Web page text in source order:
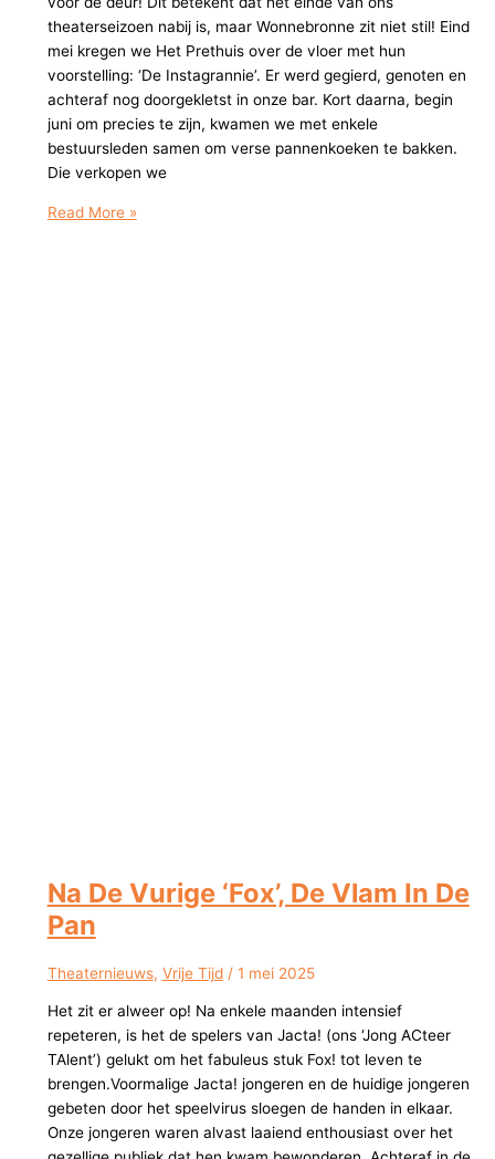
theaterseizoen nabij is, maar Wonnebronne zit niet stil! Eind
mei kregen we Het Prethuis over de vloer met hun
voorstelling: ‘De Instagrannie’. Er werd gegierd, genoten en
achteraf nog doorgekletst in onze bar. Kort daarna, begin
juni om precies te zijn, kwamen we met enkele
bestuursleden samen om verse pannenkoeken te bakken.
Die verkopen we
Pannenkoeken
Read More »
Na De Vurige ‘Fox’, De Vlam In De
Pan
Theaternieuws, Vrije Tijd/ 1 mei 2025
Het zit er alweer op! Na enkele maanden intensief
repeteren, is het de spelers van Jacta! (ons ‘Jong ACteer
TAlent’) gelukt om het fabuleus stuk Fox! tot leven te
brengen.Voormalige Jacta! jongeren en de huidige jongeren
gebeten door het speelvirus sloegen de handen in elkaar.
Onze jongeren waren alvast laaiend enthousiast over het